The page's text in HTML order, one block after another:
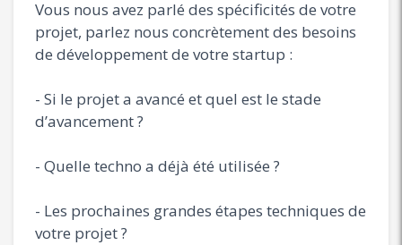
Vous nous avez parlé des spécificités de votre
projet, parlez nous concrètement des besoins
de développement de votre startup :
- Si le projet a avancé et quel est le stade
d’avancement ?
- Quelle techno a déjà été utilisée ?
- Les prochaines grandes étapes techniques de
votre projet ?